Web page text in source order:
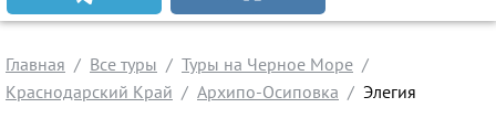
Заграничные экскурсии
Туры на Черное Море
Краснодарский Край
Главная Все туры
Туры на Черное Море
Краснодарский Край
Архипо-Осиповка Элегия